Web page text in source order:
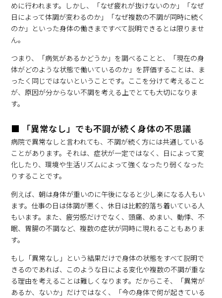
めに行われます。しかし、「なぜ疲れが抜けないのか」「なぜ
日によって体調が変わるのか」「なぜ複数の不調が同時に続く
のか」といった身体の働きまですべて説明できるとは限りませ
ん。
つまり、「病気があるかどうか」を調べることと、「現在の身
体がどのような状態で働いているのか」を評価することは、ま
ったく同じではないということです。ここを分けて考えること
が、原因が分からない不調を考える上でとても大切になりま
す。
■ 「異常なし」でも不調が続く身体の不思議
病院で異常なしと言われても、不調が続く方には共通している
ことがあります。それは、症状が一定ではなく、日によって変
化したり、環境や生活リズムによって強くなったり弱くなった
りすることです。
例えば、朝は身体が重いのに午後になると少し楽になる人もい
ます。仕事の日は体調が悪く、休日は比較的落ち着いている人
もいます。また、疲労感だけでなく、頭痛、めまい、動悸、不
眠、胃腸の不調など、複数の症状が同時に現れることもありま
す。
もし「異常なし」という結果だけで身体の状態をすべて説明で
きるのであれば、このような日による変化や複数の不調が重な
る理由を考えることは難しくなります。だからこそ、「異常が
あるか、ないか」だけではなく、「今の身体で何が起きている